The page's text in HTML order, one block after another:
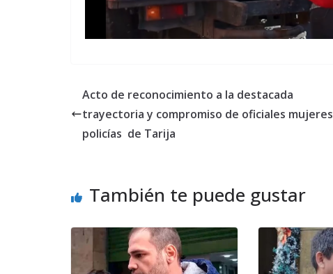
Acto de reconocimiento a la destacada
trayectoria y compromiso de oficiales mujeres
policías de Tarija
También te puede gustar